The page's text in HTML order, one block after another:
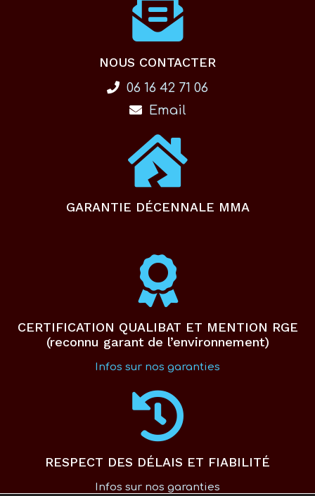
NOUS CONTACTER
06 16 42 71 06
Email
GARANTIE DÉCENNALE MMA
CERTIFICATION QUALIBAT ET MENTION RGE
(reconnu garant de l’environnement)
Infos sur nos garanties
RESPECT DES DÉLAIS ET FIABILITÉ
Infos sur nos garanties